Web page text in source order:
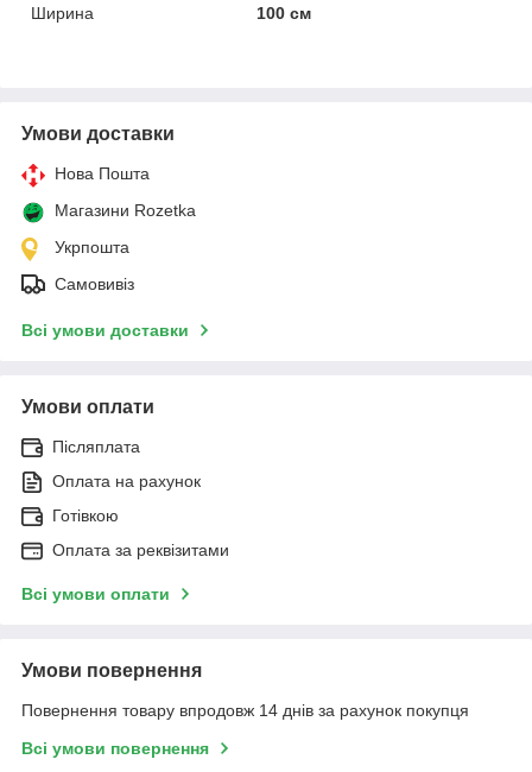
Ширина
100 см
Умови доставки
Нова Пошта
Магазини Rozetka
Укрпошта
Самовивіз
Всі умови доставки
Умови оплати
Післяплата
Оплата на рахунок
Готівкою
Оплата за реквізитами
Всі умови оплати
Умови повернення
Повернення товару впродовж 14 днів за рахунок покупця
Всі умови повернення